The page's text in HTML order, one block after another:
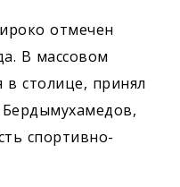
отмечен
В массовом
в столице, принял
спортивно-